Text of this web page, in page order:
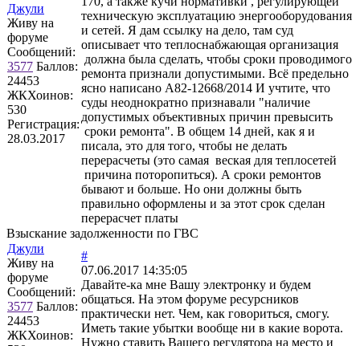
Джули
Живу на
форуме
Сообщений:
3577 Баллов:
24453
ЖКХоинов:
530
Регистрация:
28.03.2017
техническую эксплуатацию энергооборудования
и сетей. Я дам ссылку на дело, там суд
описывает что теплоснабжающая организация
должна была сделать, чтобы сроки проводимого
ремонта признали допустимыми. Всё предельно
ясно написано А82-12668/2014 И учтите, что
суды неоднократно признавали "наличие
допустимых объективных причин превысить
сроки ремонта". В общем 14 дней, как я и
писала, это для того, чтобы не делать
перерасчеты (это самая веская для теплосетей
причина поторопиться). А сроки ремонтов
бывают и больше. Но они должны быть
правильно оформлены и за этот срок сделан
перерасчет платы
Взыскание задолженности по ГВС
Джули
Живу на
форуме
Сообщений:
3577 Баллов:
24453
ЖКХоинов:
#
07.06.2017 14:35:05
Давайте-ка мне Вашу электронку и будем
общаться. На этом форуме ресурсников
практически нет. Чем, как говориться, смогу.
Иметь такие убытки вообще ни в какие ворота.
Нужно ставить Вашего регулятора на место и